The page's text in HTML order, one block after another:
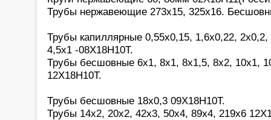
Трубы нержавеющие 273х15, 325х16.
Трубы капиллярные 0,55х0,15, 1,6х0,22,
4,5х1 -08Х18Н10Т.
Трубы бесшовные 6х1, 8х1, 8х1,5, 8х2, 10х1,
12Х18Н10Т.
Трубы бесшовные 18х0,3 09Х18Н10Т.
Трубы 14х2, 20х2, 42х3, 50х4, 89х4, 219х6